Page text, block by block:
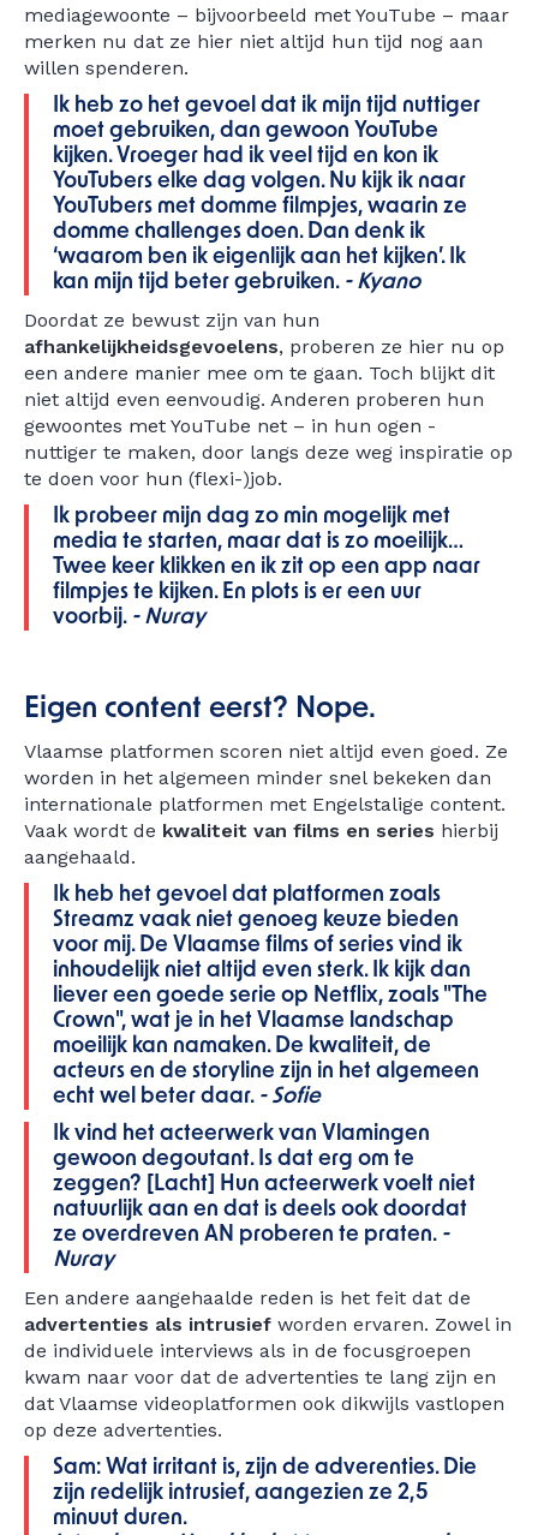
mediagewoonte – bijvoorbeeld met YouTube – maar
merken nu dat ze hier niet altijd hun tijd nog aan
willen spenderen.
Ik heb zo het gevoel dat ik mijn tijd nuttiger
moet gebruiken, dan gewoon YouTube
kijken. Vroeger had ik veel tijd en kon ik
YouTubers elke dag volgen. Nu kijk ik naar
YouTubers met domme filmpjes, waarin ze
domme challenges doen. Dan denk ik
‘waarom ben ik eigenlijk aan het kijken’. Ik
kan mijn tijd beter gebruiken. - Kyano
Doordat ze bewust zijn van hun
afhankelijkheidsgevoelens, proberen ze hier nu op
een andere manier mee om te gaan. Toch blijkt dit
niet altijd even eenvoudig. Anderen proberen hun
gewoontes met YouTube net – in hun ogen -
nuttiger te maken, door langs deze weg inspiratie op
te doen voor hun (flexi-)job.
Ik probeer mijn dag zo min mogelijk met
media te starten, maar dat is zo moeilijk…
Twee keer klikken en ik zit op een app naar
filmpjes te kijken. En plots is er een uur
voorbij. - Nuray
Eigen content eerst? Nope.
Vlaamse platformen scoren niet altijd even goed. Ze
worden in het algemeen minder snel bekeken dan
internationale platformen met Engelstalige content.
Vaak wordt de kwaliteit van films en series hierbij
aangehaald.
Ik heb het gevoel dat platformen zoals
Streamz vaak niet genoeg keuze bieden
voor mij. De Vlaamse films of series vind ik
inhoudelijk niet altijd even sterk. Ik kijk dan
liever een goede serie op Netflix, zoals "The
Crown", wat je in het Vlaamse landschap
moeilijk kan namaken. De kwaliteit, de
acteurs en de storyline zijn in het algemeen
echt wel beter daar. - Sofie
Ik vind het acteerwerk van Vlamingen
gewoon degoutant. Is dat erg om te
zeggen? [Lacht] Hun acteerwerk voelt niet
natuurlijk aan en dat is deels ook doordat
ze overdreven AN proberen te praten. -
Nuray
Een andere aangehaalde reden is het feit dat de
advertenties als intrusief worden ervaren. Zowel in
de individuele interviews als in de focusgroepen
kwam naar voor dat de advertenties te lang zijn en
dat Vlaamse videoplatformen ook dikwijls vastlopen
op deze advertenties.
Sam: Wat irritant is, zijn de adverenties. Die
zijn redelijk intrusief, aangezien ze 2,5
minuut duren.